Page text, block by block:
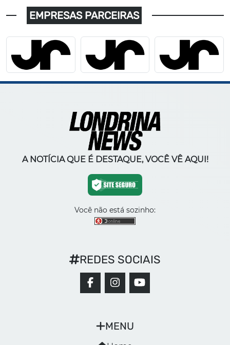
EMPRESAS PARCEIRAS
A NOTÍCIA QUE É DESTAQUE, VOCÊ VÊ AQUI!
Você não está sozinho:
MENU
REDES SOCIAIS